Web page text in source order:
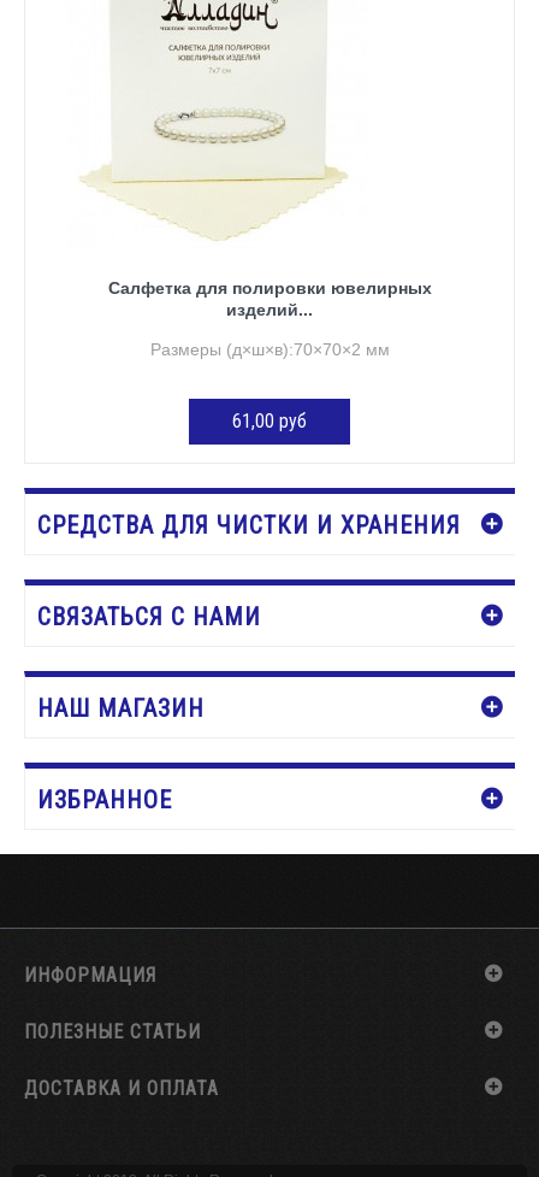
Салфетка для полировки ювелирных
изделий...
Размеры (д×ш×в):70×70×2 мм
61,00 руб
СРЕДСТВА ДЛЯ ЧИСТКИ И ХРАНЕНИЯ
СВЯЗАТЬСЯ С НАМИ
НАШ МАГАЗИН
ИЗБРАННОЕ
ИНФОРМАЦИЯ
ПОЛЕЗНЫЕ СТАТЬИ
ДОСТАВКА И ОПЛАТА